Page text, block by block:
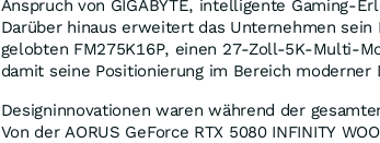
Anspruch von GIGABYTE, intelligente Gaming-
Darüber hinaus erweitert das Unternehmen
gelobten FM275K16P, einen 27-Zoll-5K-Multi-
damit seine Positionierung im Bereich moderner
Designinnovationen waren während der
Von der AORUS GeForce RTX 5080 INFINITY